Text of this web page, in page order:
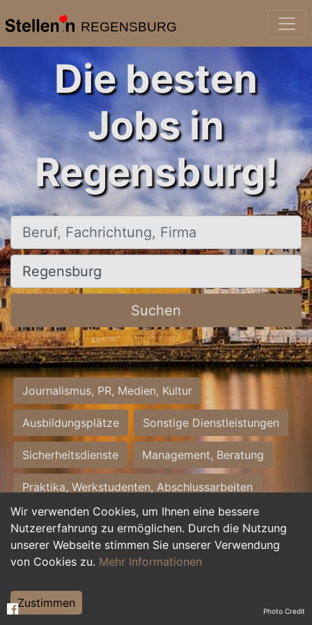
REGENSBURG
Wir verwenden Cookies, um Ihnen eine bessere
Nutzererfahrung zu ermöglichen. Durch die Nutzung
unserer Webseite stimmen Sie unserer Verwendung
von Cookies zu. Mehr Informationen
Zustimmen
Die besten
Jobs in
Regensburg!
Beruf, Fachrichtung, Firma
Ort, Stadt
Suchen
Journalismus, PR, Medien, Kultur
Ausbildungsplätze Sonstige Dienstleistungen
Sicherheitsdienste Management, Beratung
Praktika, Werkstudenten, Abschlussarbeiten
Personalwesen Assistenz, Sekretariat
Hilfskräfte, Aushilfs- und Nebenjobs
Weiterbildung, Studium, duale Ausbildung Photo Credit